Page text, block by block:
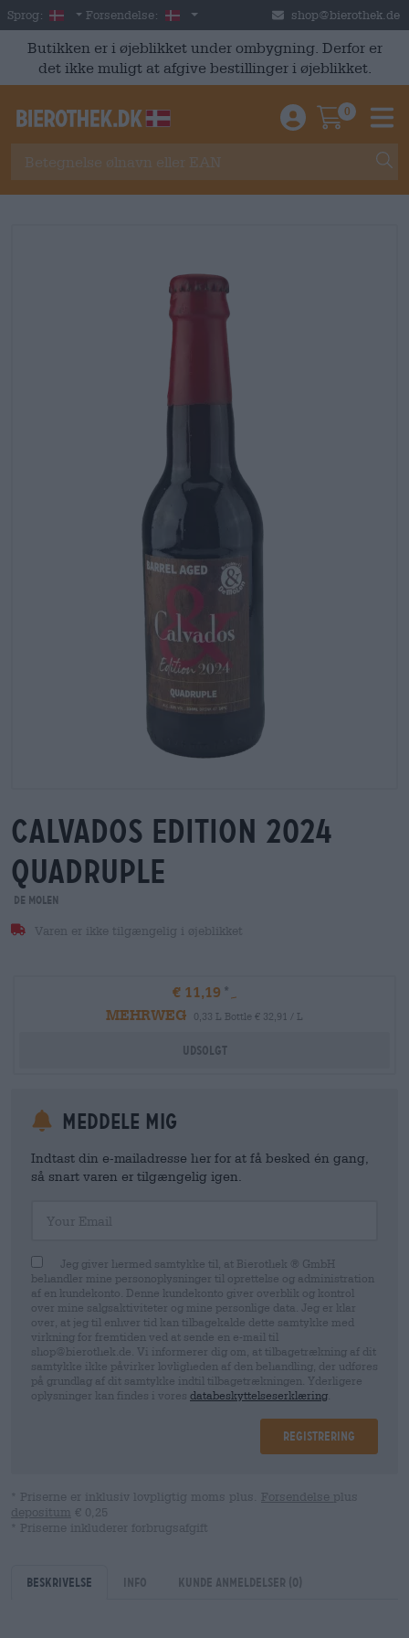
Skip to main content
Sprog: Danish
Forsendelse: Danmark shop@bierothek.de
Butikken er i øjeblikket under ombygning. Derfor er
det ikke muligt at afgive bestillinger i øjeblikket.
Einloggen /
0
calvados edition 2024
quadruple
De Molen
Varen er ikke tilgængelig i øjeblikket
€ 11,19
MEHRWEG
0,33 L Bottle € 32,91 / L
Udsolgt
meddele mig
Indtast din e-mailadresse her for at få besked én gang,
så snart varen er tilgængelig igen.
Jeg giver hermed samtykke til, at Bierothek ® GmbH
behandler mine personoplysninger til oprettelse og administration
af en kundekonto. Denne kundekonto giver overblik og kontrol
over mine salgsaktiviteter og mine personlige data. Jeg er klar
over, at jeg til enhver tid kan tilbagekalde dette samtykke med
virkning for fremtiden ved at sende en e-mail til
shop@bierothek.de. Vi informerer dig om, at tilbagetrækning af dit
samtykke ikke påvirker lovligheden af ​​den behandling, der udføres
på grundlag af dit samtykke indtil tilbagetrækningen. Yderligere
oplysninger kan findes i vores databeskyttelseserklæring
Registrering
* Priserne er inklusiv lovpligtig moms plus. Forsendelse plus
depositum € 0,25
* Priserne inkluderer forbrugsafgift
Beskrivelse Info kunde anmeldelser (0)